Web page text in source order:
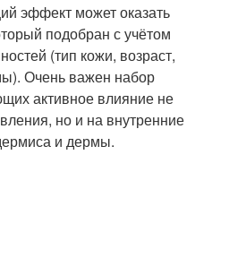
эффект может оказать
подобран с учётом
(тип кожи, возраст,
Очень важен набор
активное влияние не
но и на внутренние
и дермы.